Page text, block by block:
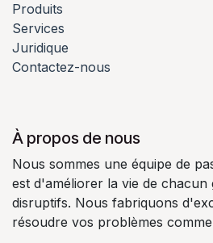
Produits
Services
Juridique
Contactez-nous
À propos de nous
Nous sommes une équipe de
est d'améliorer la vie de chacun
disruptifs. Nous fabriquons
résoudre vos problèmes